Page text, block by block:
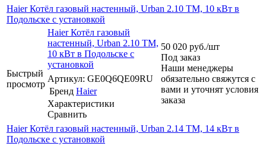
Haier Котёл газовый настенный, Urban 2.10 TM, 10 кВт в
Подольске с установкой
Быстрый
просмотр
Haier Котёл газовый
настенный, Urban 2.10 TM,
10 кВт в Подольске с
установкой
Артикул: GE0Q6QE09RU
Бренд Haier
Характеристики
Сравнить
50 020 руб./шт
Под заказ
Наши менеджеры
обязательно свяжутся с
вами и уточнят условия
заказа
Haier Котёл газовый настенный, Urban 2.14 TM, 14 кВт в
Подольске с установкой